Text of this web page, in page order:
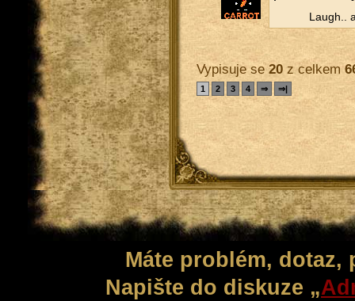
Laugh..
Vypisuje se20z celkem
1 2 3 4 ⇒ ⇒|
Máte problém,
Napište do diskuze „